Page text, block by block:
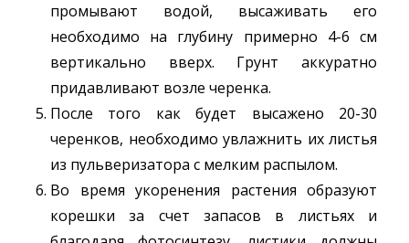
промывают водой, высаживать его
необходимо на глубину примерно 4-6 см
вертикально вверх. Грунт аккуратно
придавливают возле черенка.
После того как будет высажено 20-30
черенков, необходимо увлажнить их листья
из пульверизатора с мелким распылом.
Во время укоренения растения образуют
корешки за счет запасов в листьях и